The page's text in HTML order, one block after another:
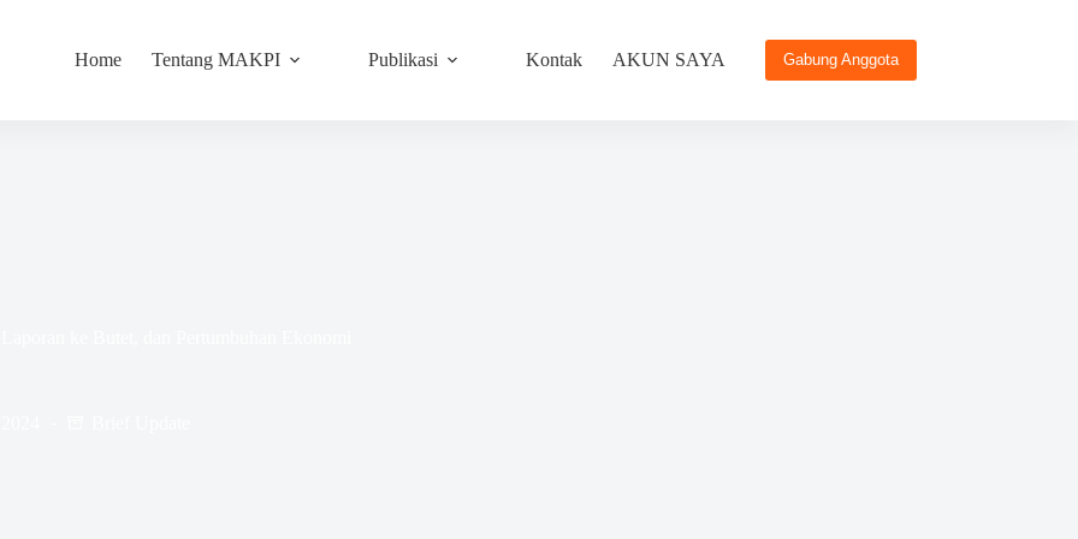
Home Tentang MAKPI Publikasi Kontak AKUN SAYA Gabung Anggota